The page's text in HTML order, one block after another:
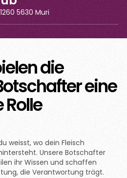
5630 Muri
die
eine
weisst, wo dein Fleisch
Unsere Botschafter
ihr Wissen und schaffen
die Verantwortung trägt.